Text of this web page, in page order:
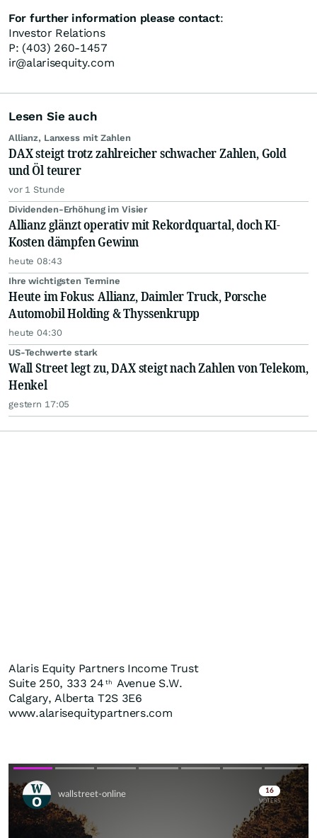
For further information please contact:
Investor Relations
P: (403) 260-1457
ir@alarisequity.com
Lesen Sie auch
Allianz, Lanxess mit Zahlen
DAX steigt trotz zahlreicher schwacher Zahlen, Gold
und Öl teurer
vor 1 Stunde
Dividenden-Erhöhung im Visier
Allianz glänzt operativ mit Rekordquartal, doch KI-
Kosten dämpfen Gewinn
heute 08:43
Ihre wichtigsten Termine
Heute im Fokus: Allianz, Daimler Truck, Porsche
Automobil Holding & Thyssenkrupp
heute 04:30
US-Techwerte stark
Wall Street legt zu, DAX steigt nach Zahlen von Telekom,
Henkel
gestern 17:05
Alaris Equity Partners Income Trust
Suite 250, 333 24 th
Avenue S.W.
Calgary, Alberta T2S 3E6
www.alarisequitypartners.com
Skip